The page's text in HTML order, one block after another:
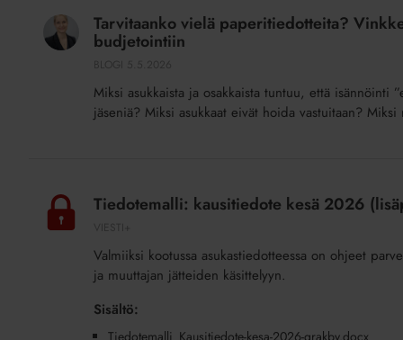
vielä
paperitiedotteita?
Vinkkejä
asukasviestinnän
suunnitteluun
Tarvitaanko vielä paperitiedotteita?
budjetointiin
Miksi asukkaista ja osakkaista tuntuu, että isännöinti
jäseniä? Miksi asukkaat eivät hoida vastuitaan? Miksi
kausitiedote
kesä
2026
(lisäpalvelu)
Tiedotemalli: kausitiedote kesä 2026
Valmiiksi kootussa asukastiedotteessa on ohjeet
ja muuttajan jätteiden käsittelyyn.
Sisältö: